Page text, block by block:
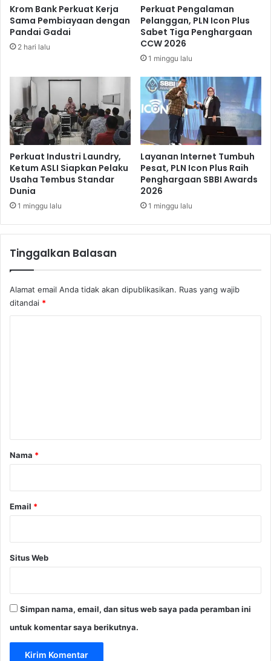
a
p
i
e
m
p
a
t
F
i
n
a
a
n
u
o
Krom Bank Perkuat Kerja
Sama Pembiayaan dengan
Pandai Gadai
2 hari lalu
Perkuat Pengalaman
Pelanggan, PLN Icon Plus
Sabet Tiga Penghargaan
CCW 2026
1 minggu lalu
Perkuat Industri Laundry,
Ketum ASLI Siapkan Pelaku
Usaha Tembus Standar
Dunia
1 minggu lalu
Layanan Internet Tumbuh
Pesat, PLN Icon Plus Raih
Penghargaan SBBI Awards
2026
1 minggu lalu
Tinggalkan Balasan
Alamat email Anda tidak akan dipublikasikan. Ruas yang wajib
ditandai *
rNama *
Email *
Situs Web
Simpan nama, email, dan situs web saya pada peramban ini
untuk komentar saya berikutnya.